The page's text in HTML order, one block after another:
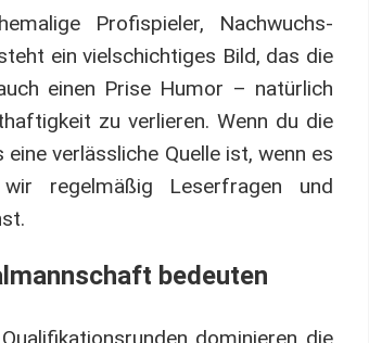
Profispieler, Nachwuchs-
ein vielschichtiges Bild, das die
einen Prise Humor – natürlich
zu verlieren. Wenn du die
verlässliche Quelle ist, wenn es
regelmäßig Leserfragen und
bedeuten
dominieren die